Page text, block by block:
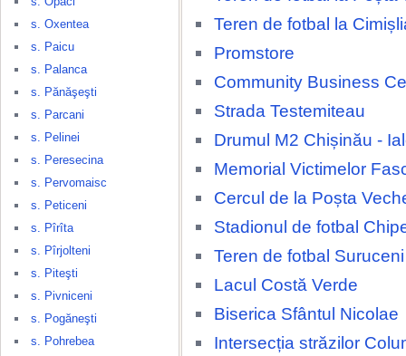
s. Oxentea
s. Paicu
s. Palanca
s. Pănăşeşti
s. Parcani
s. Pelinei
s. Peresecina
s. Pervomaisc
s. Peticeni
s. Pîrîta
s. Pîrjolteni
s. Piteşti
s. Pivniceni
s. Pogăneşti
s. Pohrebea
Teren de fotbal la
Promstore
Community Business
Strada Testemiteau
Drumul M2 Chișinău -
Memorial Victimelor
Cercul de la Poșta
Stadionul de fotbal
Teren de fotbal Suruceni
Lacul Costă Verde
Biserica Sfântul Nicolae
Intersecția străzilor